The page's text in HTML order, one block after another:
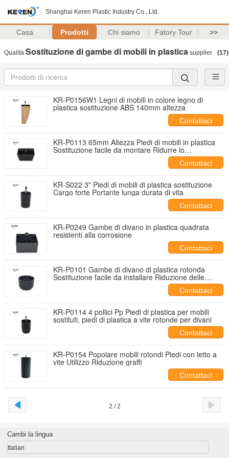
Shanghai Keren Plastic Industry Co., Ltd.
Casa Prodotti Chi siamo Fatory Tour >>
Qualità Sostituzione di gambe di mobili in plastica supplier. (17)
KR-P0156W1 Legni di mobili in colore legno di
plastica sostituzione ABS 140mm altezza
Contattaci
KR-P0113 65mm Altezza Piedi di mobili in plastica
Sostituzione facile da montare Ridurre lo
Contattaci
KR-S022 3" Piedi di mobili di plastica sostituzione
Cargo forte Portante lunga durata di vita
Contattaci
KR-P0249 Gambe di divano in plastica quadrata
resistenti alla corrosione
Contattaci
KR-P0101 Gambe di divano di plastica rotonda
Sostituzione facile da installare Riduzione delle
Contattaci
KR-P0114 4 pollici Pp Piedi di plastica per mobili
sostituti, piedi di plastica a vite rotonde per divani
Contattaci
KR-P0154 Popolare mobili rotondi Piedi con letto a
vite Utilizzo Riduzione graffi
Contattaci
2 / 2
Cambi la lingua
Italian